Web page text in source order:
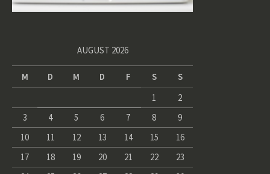
AUGUST 2026
M D M D F S
S
1
2
3
4 5 6 7 8
9
10
11 12 13 14 15
16
17
18 19 20 21 22
23